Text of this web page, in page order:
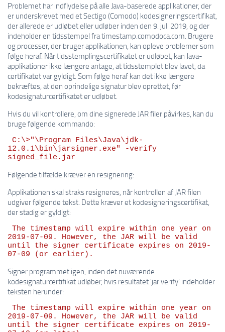
Problemet har indflydelse på alle Java-baserede applikationer, der
er underskrevet med et Sectigo (Comodo) kodesigneringscertifikat,
der allerede er udløbet eller udløber inden den 9. juli 2019, og der
indeholder en tidsstempel fra timestamp.comodoca.com. Brugere
og processer, der bruger applikationen, kan opleve problemer som
følge heraf. Når tidsstemplingscertifikatet er udløbet, kan Java-
applikationer ikke længere antage, at tidsstemplet blev lavet, da
certifikatet var gyldigt. Som følge heraf kan det ikke længere
bekræftes, at den oprindelige signatur blev oprettet, før
kodesignaturcertifikatet er udløbet.
Hvis du vil kontrollere, om dine signerede JAR filer påvirkes, kan du
bruge følgende kommando:
12.0.1\bin\jarsigner.exe" -verify
Følgende tilfælde kræver en resignering:
Applikationen skal straks resigneres, når kontrollen af JAR filen
udgiver følgende tekst. Dette kræver et kodesigneringscertifikat,
der stadig er gyldigt:
2019-07-09. However, the JAR will be valid
until the signer certificate expires on 2019-
Signer programmet igen, inden det nuværende
kodesignaturcertifikat udløber, hvis resultatet 'jar verify' indeholder
teksten herunder:
2019-07-09. However, the JAR will be valid
until the signer certificate expires on 2019-